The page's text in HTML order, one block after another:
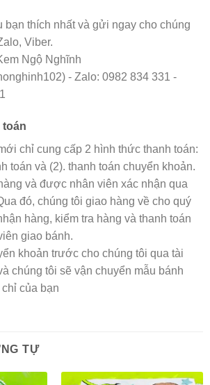
bạn thích nhất và gửi ngay cho chúng
Viber.
Ngộ Nghĩnh
- Zalo: 0982 834 331 -
toán
chỉ cung cấp 2 hình thức thanh toán:
toán và (2). thanh toán chuyển khoản.
và được nhân viên xác nhận qua
đó, chúng tôi giao hàng về cho quý
hàng, kiểm tra hàng và thanh toán
giao bánh.
khoản trước cho chúng tôi qua tài
chúng tôi sẽ vận chuyển mẫu bánh
của bạn
TỰ